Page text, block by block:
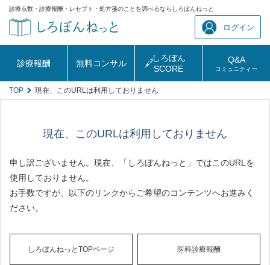
診療点数・診療報酬・レセプト・処方箋のことを調べるならしろぼんねっと
ログイン
診療報酬 無料コンサル
しろぼん
SCORE
Q&A
コミュニティー
TOP 現在、このURLは利用しておりません
現在、このURLは利用しておりません
申し訳ございません。現在、「しろぼんねっと」ではこのURLを
使用しておりません。
お手数ですが、以下のリンクからご希望のコンテンツへお進みく
ださい。
しろぼんねっとTOPページ 医科診療報酬